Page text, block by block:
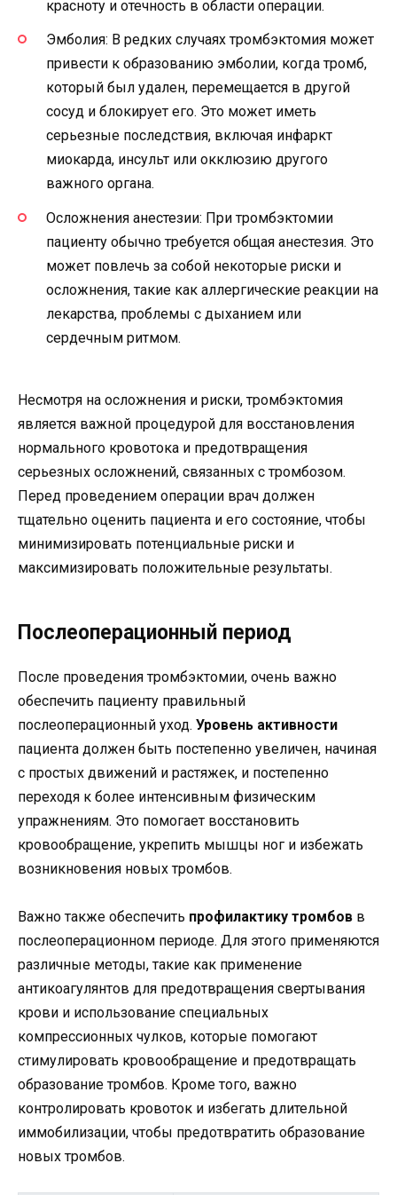
красноту и отечность в области операции.
Эмболия: В редких случаях тромбэктомия может
привести к образованию эмболии, когда тромб,
который был удален, перемещается в другой
сосуд и блокирует его. Это может иметь
серьезные последствия, включая инфаркт
миокарда, инсульт или окклюзию другого
важного органа.
Осложнения анестезии: При тромбэктомии
пациенту обычно требуется общая анестезия. Это
может повлечь за собой некоторые риски и
осложнения, такие как аллергические реакции на
лекарства, проблемы с дыханием или
сердечным ритмом.
Несмотря на осложнения и риски, тромбэктомия
является важной процедурой для восстановления
нормального кровотока и предотвращения
серьезных осложнений, связанных с тромбозом.
Перед проведением операции врач должен
тщательно оценить пациента и его состояние, чтобы
минимизировать потенциальные риски и
максимизировать положительные результаты.
Послеоперационный период
После проведения тромбэктомии, очень важно
обеспечить пациенту правильный
послеоперационный уход. Уровень активности
пациента должен быть постепенно увеличен, начиная
с простых движений и растяжек, и постепенно
переходя к более интенсивным физическим
упражнениям. Это помогает восстановить
кровообращение, укрепить мышцы ног и избежать
возникновения новых тромбов.
Важно также обеспечить профилактику тромбов в
послеоперационном периоде. Для этого применяются
различные методы, такие как применение
антикоагулянтов для предотвращения свертывания
крови и использование специальных
компрессионных чулков, которые помогают
стимулировать кровообращение и предотвращать
образование тромбов. Кроме того, важно
контролировать кровоток и избегать длительной
иммобилизации, чтобы предотвратить образование
новых тромбов.